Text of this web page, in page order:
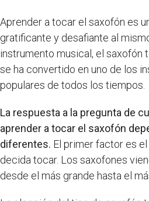
Aprender a tocar el saxofón es
gratificante y desafiante al
instrumento musical, el saxofón
se ha convertido en uno de los
populares de todos los tiempos.
La respuesta a la pregunta de
aprender a tocar el saxofón
diferentes. El primer factor es
decida tocar. Los saxofones
desde el más grande hasta el